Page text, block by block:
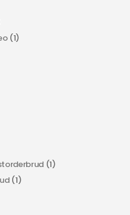
(1)
(1)
(1)